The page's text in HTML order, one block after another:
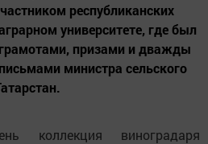
республиканских
университете, где был
призами и дважды
министра сельского
коллекция виноградаря